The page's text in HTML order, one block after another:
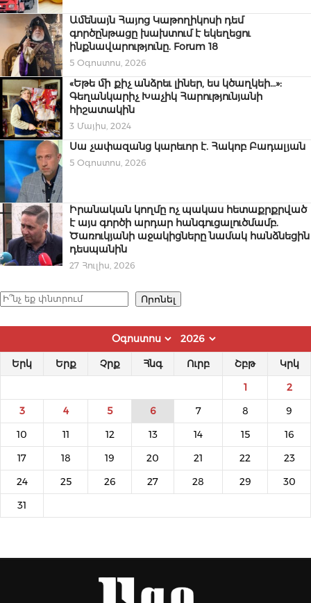
Ամենայն Հայոց Կաթողիկոսի դեմ
գործընթացը խախտում է եկեղեցու
ինքնավարությունը. Forum 18
5 Օգոստոս, 2026
«Եթե մի քիչ անձրեւ լիներ, ես կծաղկեի…»:
Գեղանկարիչ Խաչիկ Հարությունյանի
հիշատակին
3 Մայիս, 2024
Սա չափազանց կարեւոր է. Հակոբ Բադալյան
5 Օգոստոս, 2026
Իրանական կողմը ոչ պակաս հետաքրքրված
է այս գործի արդար հանգուցալուծմամբ.
Ծառուկյանի աջակիցները նամակ հանձնեցին
դեսպանին
27 Հուլիս, 2026
Որոնել Որոնել
Երկ Երք Չրք Հնգ Ուրբ Շբթ Կրկ
1 2
3 4 5 6 7 8 9
10 11 12 13 14 15 16
17 18 19 20 21 22 23
24 25 26 27 28 29 30
31